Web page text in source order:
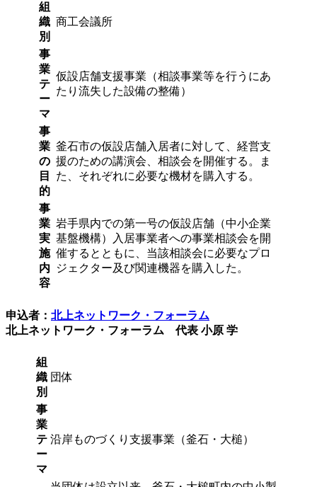
組
織
別
商工会議所
事
業
テ
ー
マ
仮設店舗支援事業（相談事業等を行うにあ
たり流失した設備の整備）
事
業
の
目
的
釜石市の仮設店舗入居者に対して、経営支
援のための講演会、相談会を開催する。ま
た、それぞれに必要な機材を購入する。
事
業
実
施
内
容
岩手県内での第一号の仮設店舗（中小企業
基盤機構）入居事業者への事業相談会を開
催するとともに、当該相談会に必要なプロ
ジェクター及び関連機器を購入した。
申込者： 北上ネットワーク・フォーラム
北上ネットワーク・フォーラム 代表 小原 学
組
織
別
団体
事
業
テ
ー
マ
沿岸ものづくり支援事業（釜石・大槌）